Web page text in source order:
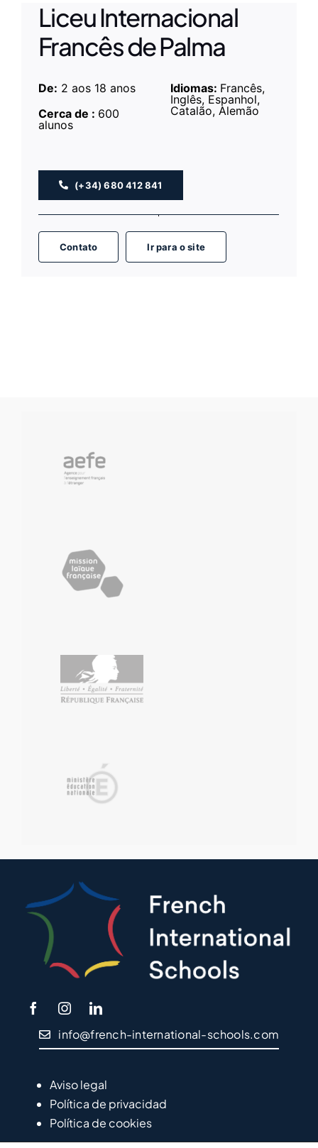
Liceu Internacional
Francês de Palma
De: 2 aos 18 anos
Cerca de : 600
alunos
Idiomas: Francês,
Inglês, Espanhol,
Catalão, Alemão
(+34) 680 412 841
Contato Ir para o site
info@french-international-schools.com
Aviso legal
Política de privacidad
Política de cookies